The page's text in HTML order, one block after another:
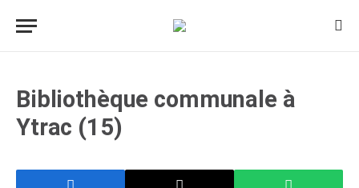
Bibliothèque communale à
Ytrac (15)